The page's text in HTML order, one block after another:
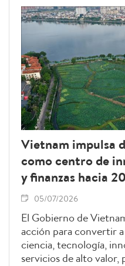
Vietnam impulsa
como centro de
y finanzas hacia
05/07/2026
El Gobierno de
acción para convertir
ciencia, tecnología,
servicios de alto